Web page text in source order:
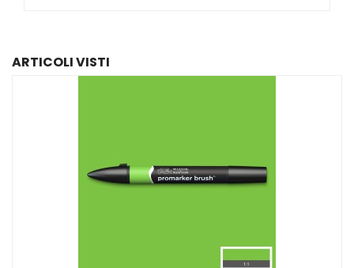
ARTICOLI VISTI